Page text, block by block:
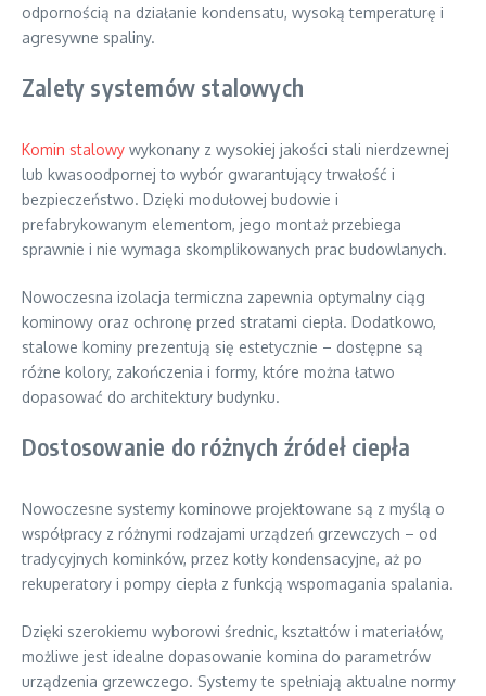
odpornością na działanie kondensatu, wysoką temperaturę i
agresywne spaliny.
Zalety systemów stalowych
Komin stalowy wykonany z wysokiej jakości stali nierdzewnej
lub kwasoodpornej to wybór gwarantujący trwałość i
bezpieczeństwo. Dzięki modułowej budowie i
prefabrykowanym elementom, jego montaż przebiega
sprawnie i nie wymaga skomplikowanych prac budowlanych.
Nowoczesna izolacja termiczna zapewnia optymalny ciąg
kominowy oraz ochronę przed stratami ciepła. Dodatkowo,
stalowe kominy prezentują się estetycznie – dostępne są
różne kolory, zakończenia i formy, które można łatwo
dopasować do architektury budynku.
Dostosowanie do różnych źródeł ciepła
Nowoczesne systemy kominowe projektowane są z myślą o
współpracy z różnymi rodzajami urządzeń grzewczych – od
tradycyjnych kominków, przez kotły kondensacyjne, aż po
rekuperatory i pompy ciepła z funkcją wspomagania spalania.
Dzięki szerokiemu wyborowi średnic, kształtów i materiałów,
możliwe jest idealne dopasowanie komina do parametrów
urządzenia grzewczego. Systemy te spełniają aktualne normy